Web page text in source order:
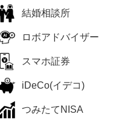
結婚相談所
ロボアドバイザー
スマホ証券
iDeCo(イデコ)
つみたてNISA